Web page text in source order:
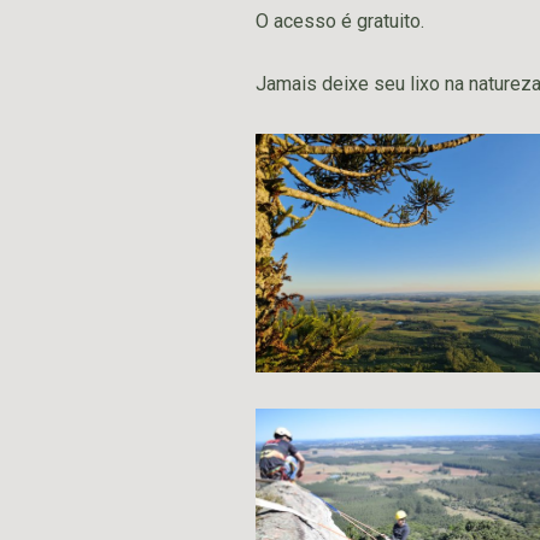
O acesso é gratuito.
Jamais deixe seu lixo na